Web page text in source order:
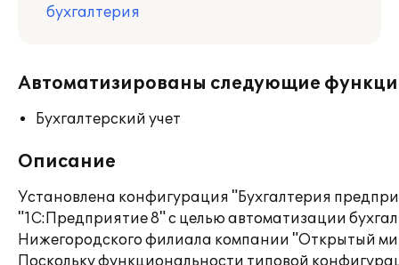
бухгалтерия
Автоматизированы следующие
Бухгалтерский учет
Описание
Установлена конфигурация "Бухгалтерия
"1С:Предприятие 8" с целью автоматизации
Нижегородского филиала компании "Открытый
Поскольку функциональности типовой